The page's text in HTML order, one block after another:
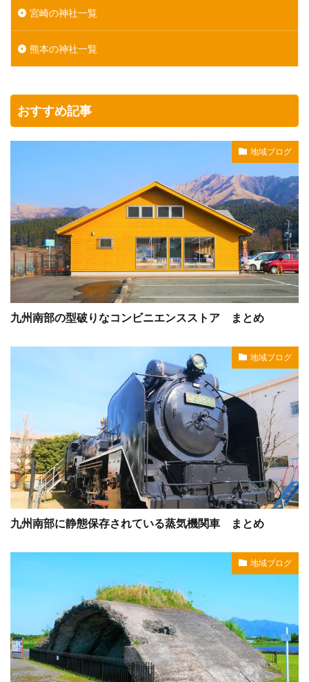
宮崎の神社一覧
熊本の神社一覧
おすすめ記事
地域ブログ
九州南部の型破りなコンビニエンスストア まとめ
地域ブログ
九州南部に静態保存されている蒸気機関車 まとめ
地域ブログ